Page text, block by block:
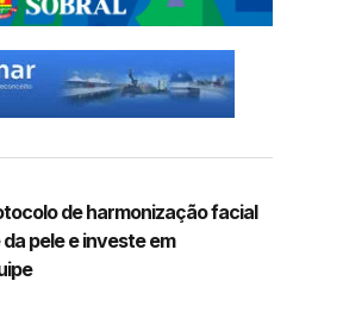
de harmonização facial
pele e investe em